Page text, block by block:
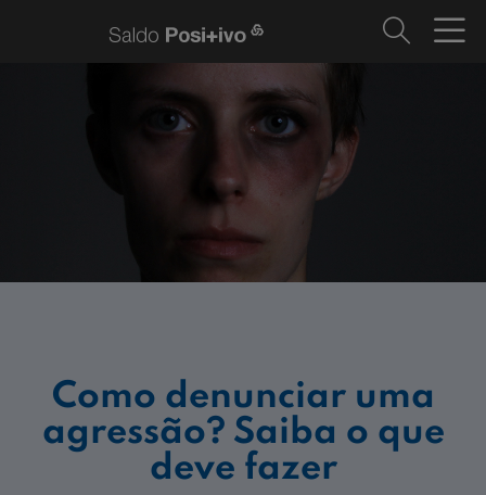
Como denunciar uma
agressão? Saiba o que
deve fazer